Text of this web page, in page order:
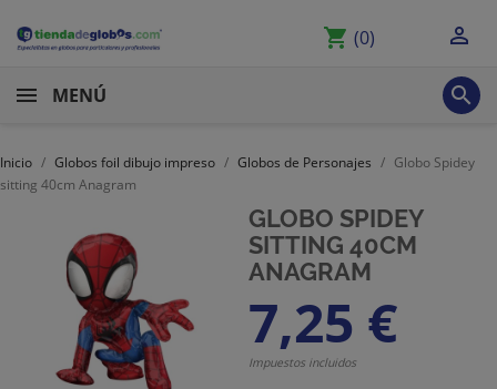
shopping_cart (0) 
MENÚ 
Inicio Globos foil dibujo impreso Globos de Personajes
Globo Spidey
sitting 40cm Anagram
GLOBO SPIDEY
SITTING 40CM
ANAGRAM
7,25 €
Impuestos incluidos